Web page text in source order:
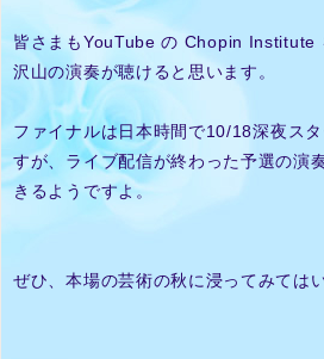
皆さまもYouTube の Chopin Institute
沢山の演奏が聴けると思います。
ファイナルは日本時間で10/18深夜ス
すが、ライブ配信が終わった予選の演
きるようですよ。
ぜひ、本場の芸術の秋に浸ってみては